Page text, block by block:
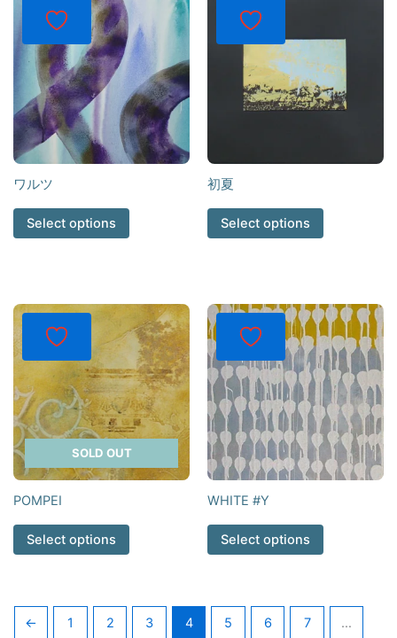
ワルツ
Select options
初夏
Select options
SOLD OUT
POMPEI
Select options
WHITE #Y
Select options
← 1 2 3 4 5 6 7 …